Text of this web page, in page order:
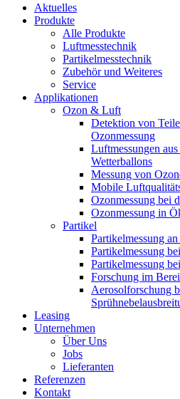
Aktuelles
Produkte
Alle Produkte
Luftmesstechnik
Partikelmesstechnik
Zubehör und Weiteres
Service
Applikationen
Ozon & Luft
Detektion von
Ozonmessung
Luftmessungen
Wetterballons
Messung von
Mobile
Ozonmessung bei
Ozonmessung in
Partikel
Partikelmessung
Partikelmessung
Partikelmessung
Forschung im
Aerosolforschung
Leasing
Unternehmen
Über Uns
Jobs
Lieferanten
Referenzen
Kontakt